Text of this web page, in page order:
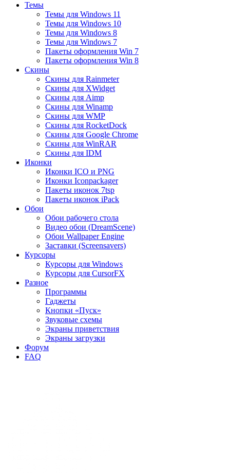
Темы
Темы для Windows 11
Темы для Windows 10
Темы для Windows 8
Темы для Windows 7
Пакеты оформления Win 7
Пакеты оформления Win 8
Скины
Скины для Rainmeter
Скины для XWidget
Скины для Aimp
Скины для Winamp
Скины для WMP
Скины для RocketDock
Скины для Google Chrome
Скины для WinRAR
Скины для IDM
Иконки
Иконки ICO и PNG
Иконки Iconpackager
Пакеты иконок 7tsp
Пакеты иконок iPack
Обои
Обои рабочего стола
Видео обои (DreamScene)
Обои Wallpaper Engine
Заставки (Screensavers)
Курсоры
Курсоры для Windows
Курсоры для CursorFX
Разное
Программы
Гаджеты
Кнопки «Пуск»
Звуковые схемы
Экраны приветствия
Экраны загрузки
Форум
FAQ